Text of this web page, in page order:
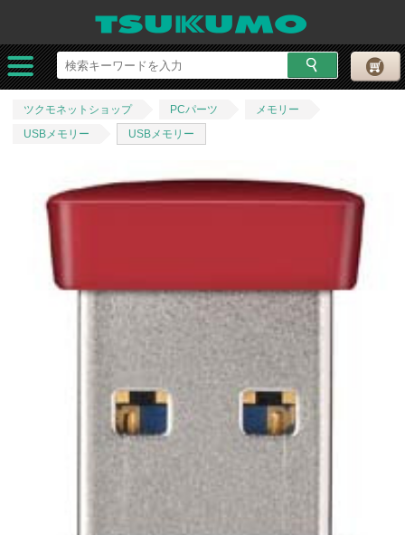
ツクモネットショップ PCパーツ
メモリー
USBメモリー
USBメモリー